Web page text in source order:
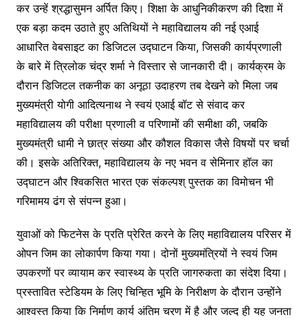
कर उन्हें श्रद्धासुमन अर्पित किए। शिक्षा के आधुनिकीकरण की दिशा में
एक बड़ा कदम उठाते हुए अतिथियों ने महाविद्यालय की नई एआई
आधारित वेबसाइट का डिजिटल उद्घाटन किया, जिसकी कार्यप्रणाली
के बारे में त्रिलोक चंद्र शर्मा ने विस्तार से जानकारी दी। कार्यक्रम के
दौरान डिजिटल तकनीक का अनूठा उदाहरण तब देखने को मिला जब
मुख्यमंत्री योगी आदित्यनाथ ने स्वयं एआई बॉट से संवाद कर
महाविद्यालय की परीक्षा प्रणाली व परिणामों की समीक्षा की, जबकि
मुख्यमंत्री धामी ने छात्र संख्या और कौशल विकास जैसे विषयों पर चर्चा
की। इसके अतिरिक्त, महाविद्यालय के नए भवन व सेमिनार हॉल का
उद्घाटन और श्विकसित भारत एक संकल्पश् पुस्तक का विमोचन भी
गरिमामय ढंग से संपन्न हुआ।
युवाओं को फिटनेस के प्रति प्रेरित करने के लिए महाविद्यालय परिसर में
ओपन जिम का लोकार्पण किया गया। दोनों मुख्यमंत्रियों ने स्वयं जिम
उपकरणों पर व्यायाम कर स्वास्थ्य के प्रति जागरुकता का संदेश दिया।
प्रस्तावित स्टेडियम के लिए चिन्हित भूमि के निरीक्षण के दौरान उन्होंने
आश्वस्त किया कि निर्माण कार्य अंतिम चरण में है और जल्द ही यह जनता